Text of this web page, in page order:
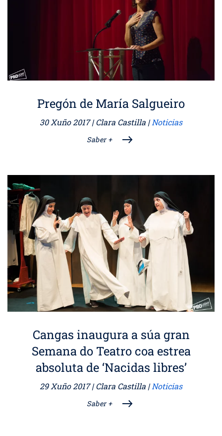
Pregón de María Salgueiro
30 Xuño 2017| Clara Castilla | Noticias
Saber +
Cangas inaugura a súa gran
Semana do Teatro coa estrea
absoluta de ‘Nacidas libres’
29 Xuño 2017| Clara Castilla | Noticias
Saber +